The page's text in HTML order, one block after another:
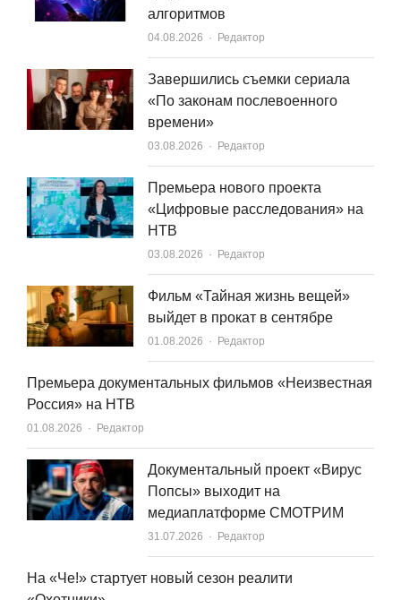
алгоритмов
04.08.2026 Author
Редактор
Завершились съемки сериала
«По законам послевоенного
времени»
03.08.2026 Author
Редактор
Премьера нового проекта
«Цифровые расследования» на
НТВ
03.08.2026 Author
Редактор
Фильм «Тайная жизнь вещей»
выйдет в прокат в сентябре
01.08.2026 Author
Редактор
Премьера документальных фильмов «Неизвестная
Россия» на НТВ
01.08.2026 Author
Редактор
Документальный проект «Вирус
Попсы» выходит на
медиаплатформе СМОТРИМ
31.07.2026 Author
Редактор
На «Че!» стартует новый сезон реалити